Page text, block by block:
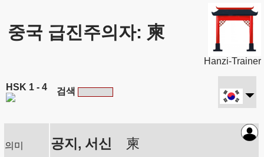
중국 급진주의자: 柬
Hanzi-Trainer
HSK 1 - 4 검색
의미 공지, 서신 柬